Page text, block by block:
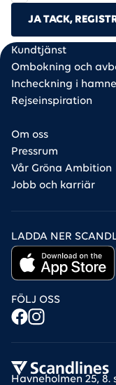
JA TACK,
Scandlines
Havneholmen 25, 8.
Footer
Kundtjänst
Ombokning och
Incheckning i
Rejseinspiration
Footer
Om oss
Pressrum
Vår Gröna Ambition
Jobb och karriär
LADDA NER
FÖLJ OSS